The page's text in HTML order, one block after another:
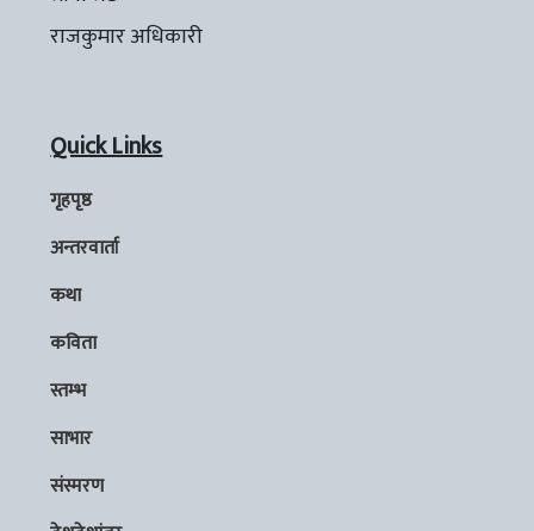
राजकुमार अधिकारी
Quick Links
गृहपृष्ठ
अन्तरवार्ता
कथा
कविता
स्तम्भ
साभार
संस्मरण